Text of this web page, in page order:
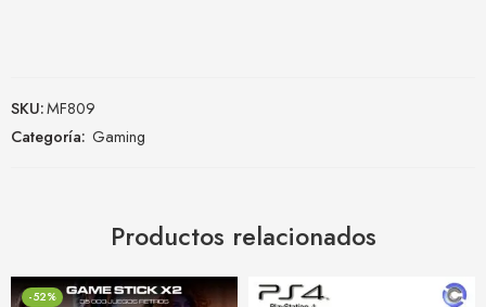
SKU:MF809
Categoría: Gaming
Productos relacionados
-52%